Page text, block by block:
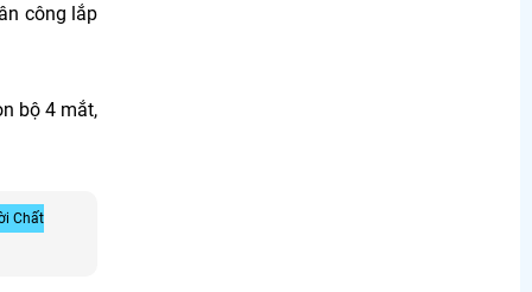
công lắp
bộ 4 mắt,
Chất